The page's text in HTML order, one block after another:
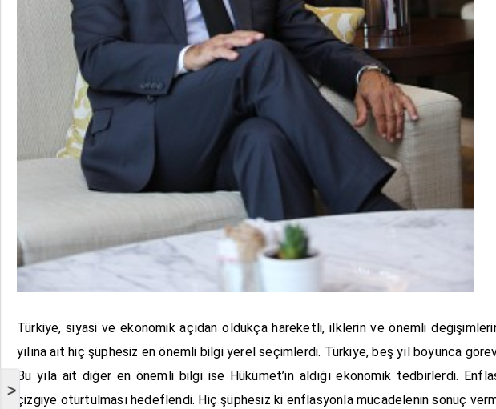
>
Türkiye, siyasi ve ekonomik açıdan oldukça hareketli, ilklerin ve önemli
yılına ait hiç şüphesiz en önemli bilgi yerel seçimlerdi. Türkiye, beş yıl boyunca
Bu yıla ait diğer en önemli bilgi ise Hükümet’in aldığı ekonomik tedbirlerdi.
çizgiye oturtulması hedeflendi. Hiç şüphesiz ki enflasyonla mücadelenin sonuç